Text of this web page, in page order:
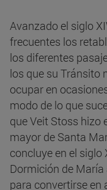
Avanzado el siglo
frecuentes los
los diferentes
los que su Tránsito
ocupar en
modo de lo que
que Veit Stoss hizo
mayor de Santa
concluye en el siglo
Dormición de
para convertirse en